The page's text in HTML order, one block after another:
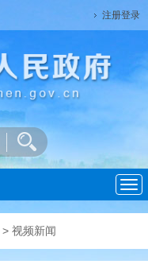
注册登录
导
航
> 视频新闻